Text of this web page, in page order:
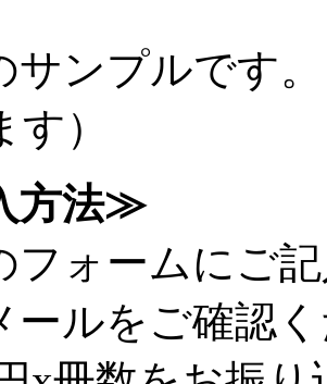
サンプルです
）
方法≫
ォームにご
ルをご確認